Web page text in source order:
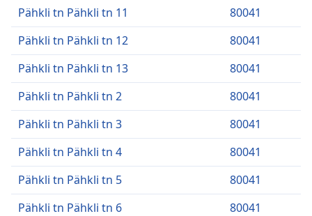
Pähkli tn Pähkli tn 11
80041
Pähkli tn Pähkli tn 12
80041
Pähkli tn Pähkli tn 13
80041
Pähkli tn Pähkli tn 2
80041
Pähkli tn Pähkli tn 3
80041
Pähkli tn Pähkli tn 4
80041
Pähkli tn Pähkli tn 5
80041
Pähkli tn Pähkli tn 6
80041